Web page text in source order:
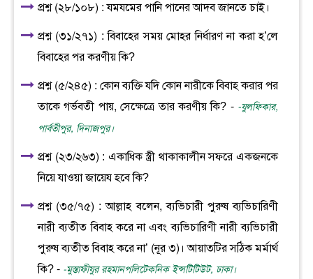
প্রশ্ন (২৮/১০৮) : যমযমের পানি পানের আদব জানতে চাই।
প্রশ্ন (৩১/২৭১) : বিবাহের সময় মোহর নির্ধারণ না করা হ’লে
বিবাহের পর করণীয় কি?
প্রশ্ন (৫/২৪৫) : কোন ব্যক্তি যদি কোন নারীকে বিবাহ করার পর
তাকে গর্ভবতী পায়, সেক্ষেত্রে তার করণীয় কি? - -যুলফিকার,
পার্বতীপুর, দিনাজপুর।
প্রশ্ন (২৩/২৬৩) : একাধিক স্ত্রী থাকাকালীন সফরে একজনকে
নিয়ে যাওয়া জায়েয হবে কি?
প্রশ্ন (৩৫/৭৫) : আল্লাহ বলেন, ব্যভিচারী পুরুষ ব্যভিচারিণী
নারী ব্যতীত বিবাহ করে না এবং ব্যভিচারিণী নারী ব্যভিচারী
পুরুষ ব্যতীত বিবাহ করে না’ (নূর ৩)। আয়াতটির সঠিক মর্মার্থ
কি? - -মুস্তাফীযুর রহমানপলিটেকনিক ইন্সটিটিউট, ঢাকা।